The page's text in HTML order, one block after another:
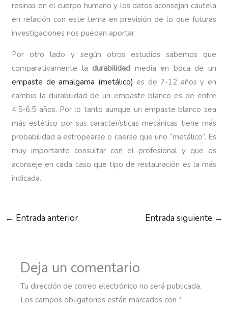
resinas en el cuerpo humano y los datos aconsejan cautela
en relación con este tema en previsión de lo que futuras
investigaciones nos puedan aportar.
Por otro lado y según otros estudios sabemos que
comparativamente la durabilidad media en boca de un
empaste de amalgama (metálico) es de 7-12 años y en
cambio la durabilidad de un empaste blanco es de entre
4,5-6,5 años. Por lo tanto aunque un empaste blanco sea
más estético por sus características mecánicas tiene más
probabilidad a estropearse o caerse que uno “metálico”. Es
muy importante consultar con el profesional y que os
aconseje en cada caso que tipo de restauración es la más
indicada.
← Entrada anterior Entrada siguiente →
Deja un comentario
Tu dirección de correo electrónico no será publicada.
Los campos obligatorios están marcados con*